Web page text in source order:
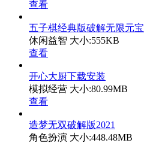
查看
五子棋经典版破解无限元宝
休闲益智 大小:555KB
查看
开心大厨下载安装
模拟经营 大小:80.99MB
查看
造梦无双破解版2021
角色扮演 大小:448.48MB